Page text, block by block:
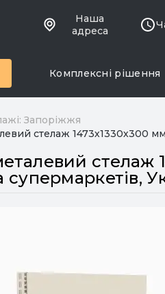
Наша
адреса
Комплексні рішення
Запоріжжя
стелаж 1473х1330х300
стелаж
супермаркетів,